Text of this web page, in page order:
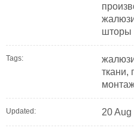
шторы
Tags:
ткани,
Updated: 20